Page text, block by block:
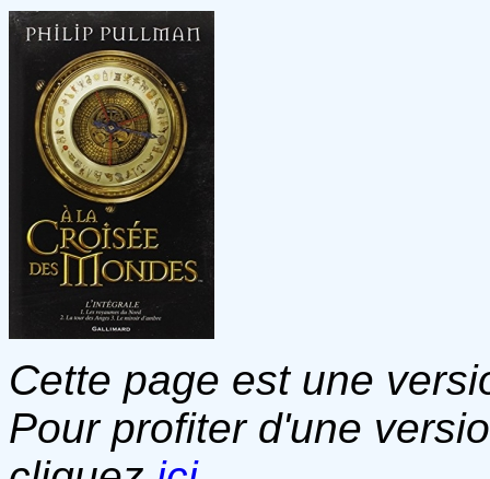
Cette page est une
Pour profiter d'une